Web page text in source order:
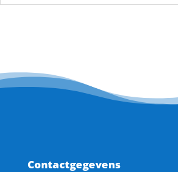
Contactgegevens